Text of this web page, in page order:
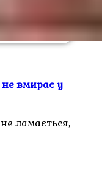
вмирає у
ламається,